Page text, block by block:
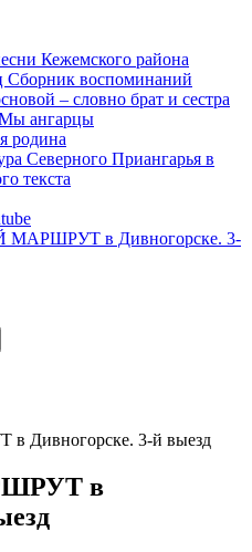
Кежемского района
воспоминаний
– словно брат и сестра
Мы ангарцы
родина
Северного Приангарья в
текста
в Дивногорске. 3-
3-й выезд
в